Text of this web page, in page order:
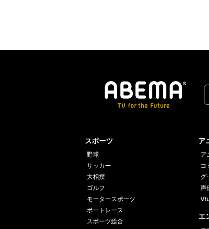
スポーツ
野球
サッカー
大相撲
ゴルフ
モータースポーツ
ボートレース
スポーツ総合
ア
ア
コ
グ
声
エ